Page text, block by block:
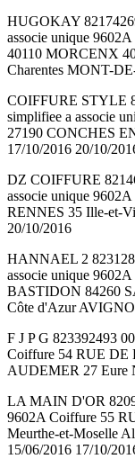
HUGOKAY
associe unique
40110 MORCENX
Charentes MONT-
COIFFURE STYLE
simplifiee a associe
27190 CONCHES
17/10/2016 20/10/
DZ COIFFURE
associe unique
RENNES 35 Ille-et-
20/10/2016
HANNAEL 2
associe unique
BASTIDON 84260
Côte d'Azur
F J P G 823392493
Coiffure 54 RUE
AUDEMER 27 Eure
LA MAIN D'OR
9602A Coiffure 55
Meurthe-et-Moselle
15/06/2016 17/10/